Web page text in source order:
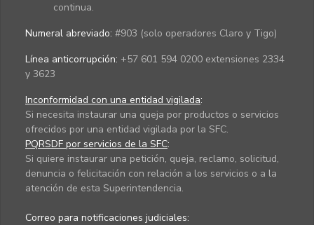
continua.
Numeral abreviado: #903 (solo operadores Claro y Tigo)
Línea anticorrupción: +57 601 594 0200 extensiones 2334
y 3623
Inconformidad con una entidad vigilada:
Si necesita instaurar una queja por productos o servicios
ofrecidos por una entidad vigilada por la SFC.
PQRSDF por servicios de la SFC:
Si quiere instaurar una petición, queja, reclamo, solicitud,
denuncia o felicitación con relación a los servicios o a la
atención de esta Superintendencia.
Correo para notificaciones judiciales: